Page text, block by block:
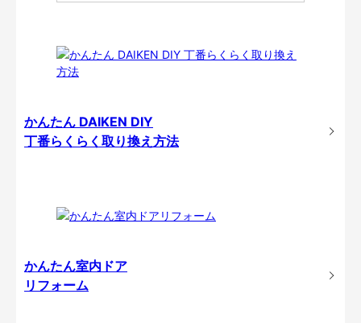
かんたん DAIKEN DIY
丁番らくらく取り換え方法
かんたん室内ドア
リフォーム